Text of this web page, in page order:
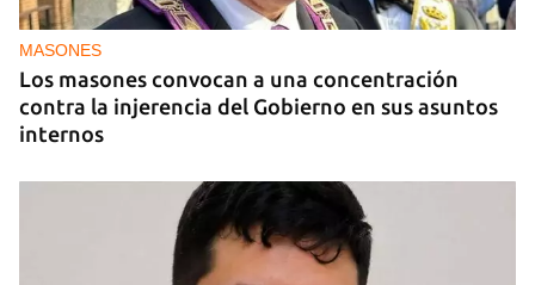
MASONES
Los masones convocan a una concentración
contra la injerencia del Gobierno en sus asuntos
internos